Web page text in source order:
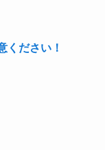
ください！